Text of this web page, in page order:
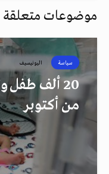
موضوعات متعلقة
سياسة اليونيسيف
20 ألف طفل
من أكتوبر